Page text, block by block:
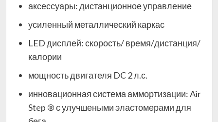
аксессуары: дистанционное управление
усиленный металлический каркас
LED дисплей: скорость/ время/дистанция/
калории
мощность двигателя DC 2 л.с.
инновационная система аммортизации: Air
Step ® с улучшеными эластомерами для